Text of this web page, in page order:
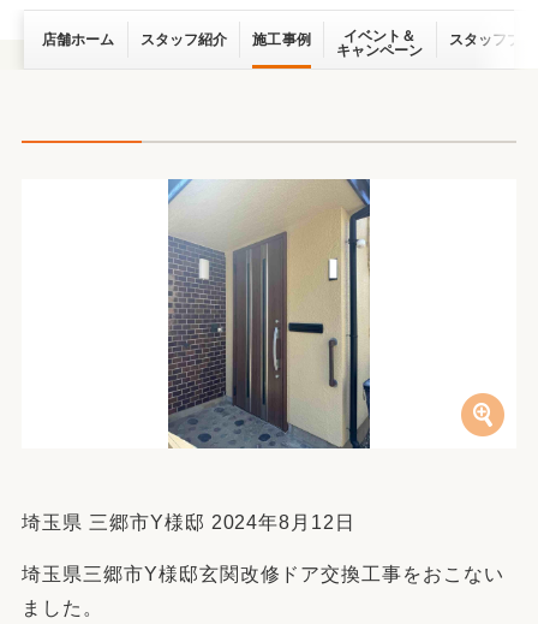
店舗ホーム スタッフ紹介 施工事例
イベント＆
キャンペーン
スタッフブ
埼玉県 三郷市Y様邸 2024年8月12日
埼玉県三郷市Y様邸玄関改修ドア交換工事をおこない
ました。